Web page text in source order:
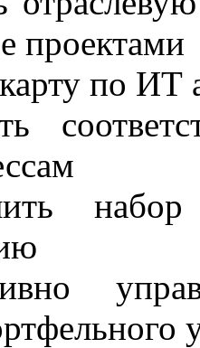
проектами
по ИТ